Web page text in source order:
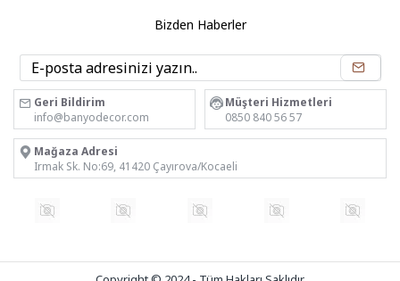
Bizden Haberler
Geri Bildirim
info@banyodecor.com
Müşteri Hizmetleri
0850 840 56 57
Mağaza Adresi
Irmak Sk. No:69, 41420 Çayırova/Kocaeli